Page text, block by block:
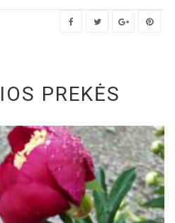
PREKĖS